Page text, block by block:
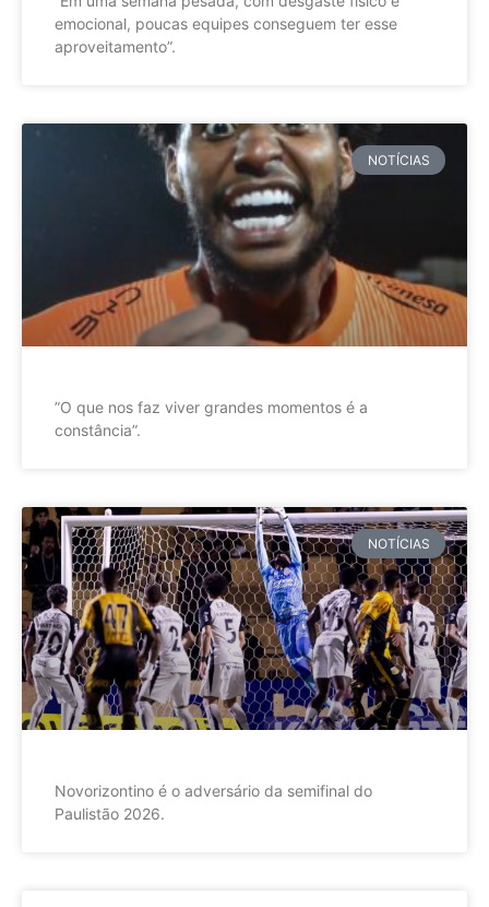
emocional, poucas equipes conseguem ter esse
aproveitamento”.
NOTÍCIAS
”O que nos faz viver grandes momentos é a
constância”.
NOTÍCIAS
Novorizontino é o adversário da semifinal do
Paulistão 2026.